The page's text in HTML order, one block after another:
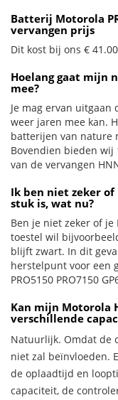
Batterij Motorola
vervangen prijs
Dit kost bij ons €
Hoelang gaat mijn
mee?
Je mag ervan
weer jaren mee kan.
batterijen van nature
Bovendien bieden
van de vervangen
Ik ben niet zeker
stuk is, wat nu?
Ben je niet zeker of je
toestel wil
blijft zwart. In dit
herstelpunt voor een
PRO5150 PRO7150
Kan mijn Motorola
verschillende
Natuurlijk. Omdat de
niet zal beïnvloeden.
de oplaadtijd en
capaciteit, de